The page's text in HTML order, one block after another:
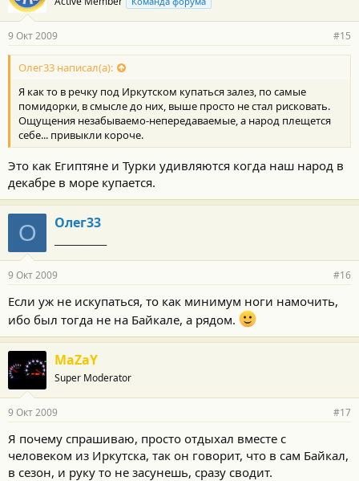
9 Окт 2009 #15
Олег33 написал(а):
Я как то в речку под Иркутском купаться залез, по самые
помидорки, в смысле до них, выше просто не стал рисковать.
Ощущения незабываемо-непередаваемые, а народ плещется
себе... привыкли короче.
Это как Египтяне и Турки удивляются когда наш народ в
декабре в море купается.
О Олег33
9 Окт 2009 #16
Если уж не искупаться, то как минимум ноги намочить,
ибо был тогда не на Байкале, а рядом.
MaZaY
Super Moderator
9 Окт 2009 #17
Я почему спрашиваю, просто отдыхал вместе с
человеком из Иркутска, так он говорит, что в сам Байкал,
в сезон, и руку то не засунешь, сразу сводит.